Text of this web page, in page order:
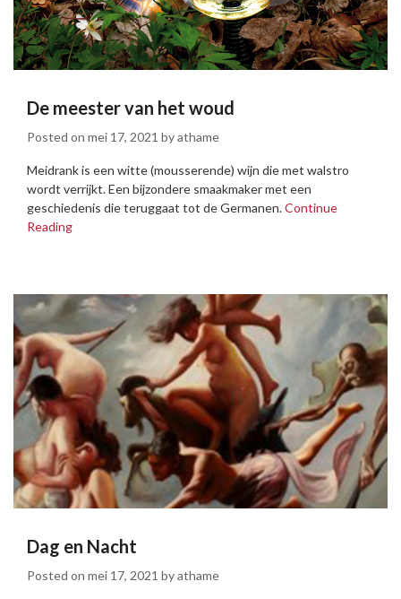
De meester van het woud
Posted on mei 17, 2021 byathame
Meidrank is een witte (mousserende) wijn die met walstro
wordt verrijkt. Een bijzondere smaakmaker met een
geschiedenis die teruggaat tot de Germanen.Continue
Reading
Dag en Nacht
Posted on mei 17, 2021 byathame